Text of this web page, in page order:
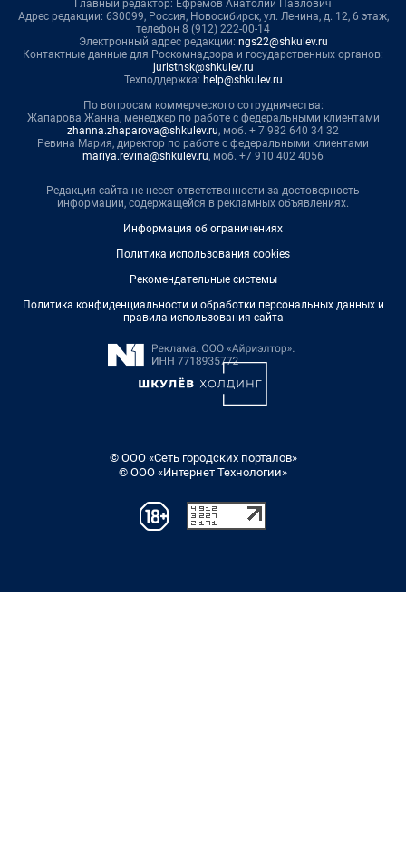
Главный редактор: Ефремов Анатолий Павлович
Адрес редакции: 630099, Россия, Новосибирск, ул. Ленина, д. 12, 6 этаж,
телефон 8 (912) 222-00-14
Электронный адрес редакции: ngs22@shkulev.ru
Контактные данные для Роскомнадзора и государственных органов:
juristnsk@shkulev.ru
Техподдержка: help@shkulev.ru
По вопросам коммерческого сотрудничества:
Жапарова Жанна, менеджер по работе с федеральными клиентами
zhanna.zhaparova@shkulev.ru, моб. + 7 982 640 34 32
Ревина Мария, директор по работе с федеральными клиентами
mariya.revina@shkulev.ru, моб. +7 910 402 4056
Редакция сайта не несет ответственности за достоверность
информации, содержащейся в рекламных объявлениях.
Информация об ограничениях
Политика использования cookies
Рекомендательные системы
Политика конфиденциальности и обработки персональных данных и
правила использования сайта
© ООО «Сеть городских порталов»
© ООО «Интернет Технологии»